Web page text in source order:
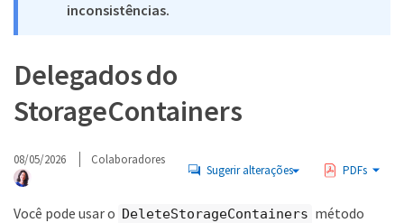
inconsistências.
Delegados do
StorageContainers
08/05/2026 Colaboradores
Sugerir alterações PDFs
Você pode usar o DeleteStorageContainers método